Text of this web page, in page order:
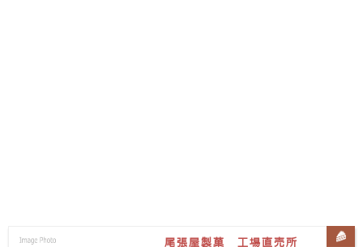
尾張屋製菓 工場直売所